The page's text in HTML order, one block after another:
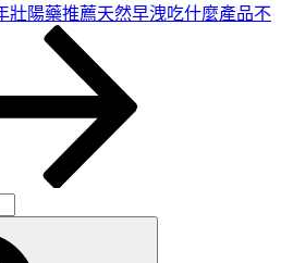
壯陽藥推薦天然早洩吃什麼產品不